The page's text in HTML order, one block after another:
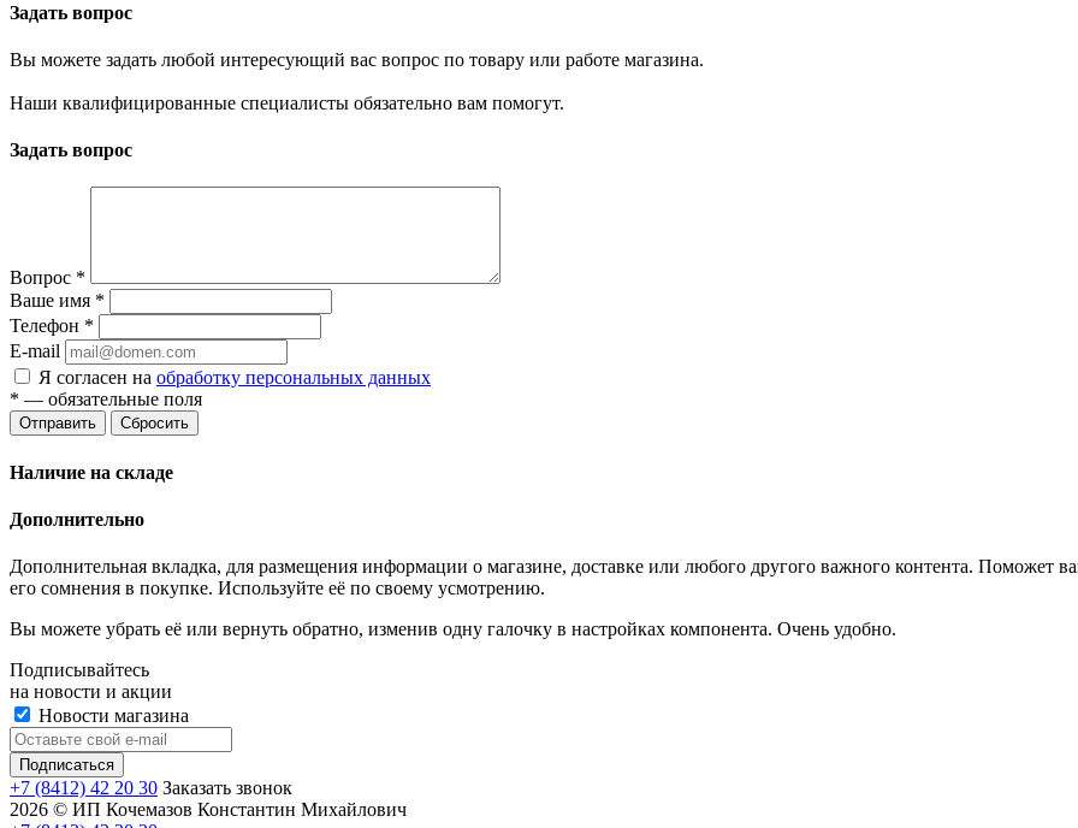
Задать вопрос
Вы можете задать любой интересующий вас вопрос по товару или работе магазина.
Наши квалифицированные специалисты обязательно вам помогут.
Задать вопрос
Вопрос *
Ваше имя *
Телефон *
E-mail
Я согласен на обработку персональных данных
* — обязательные поля
Отправить Сбросить
Наличие на складе
Дополнительно
Дополнительная вкладка, для размещения информации о магазине, доставке или любого другого важного контента. Поможет
его сомнения в покупке. Используйте её по своему усмотрению.
Вы можете убрать её или вернуть обратно, изменив одну галочку в настройках компонента. Очень удобно.
Подписывайтесь
на новости и акции
Новости магазина
+7 (8412) 42 20 30 Заказать звонок
2026 © ИП Кочемазов Константин Михайлович